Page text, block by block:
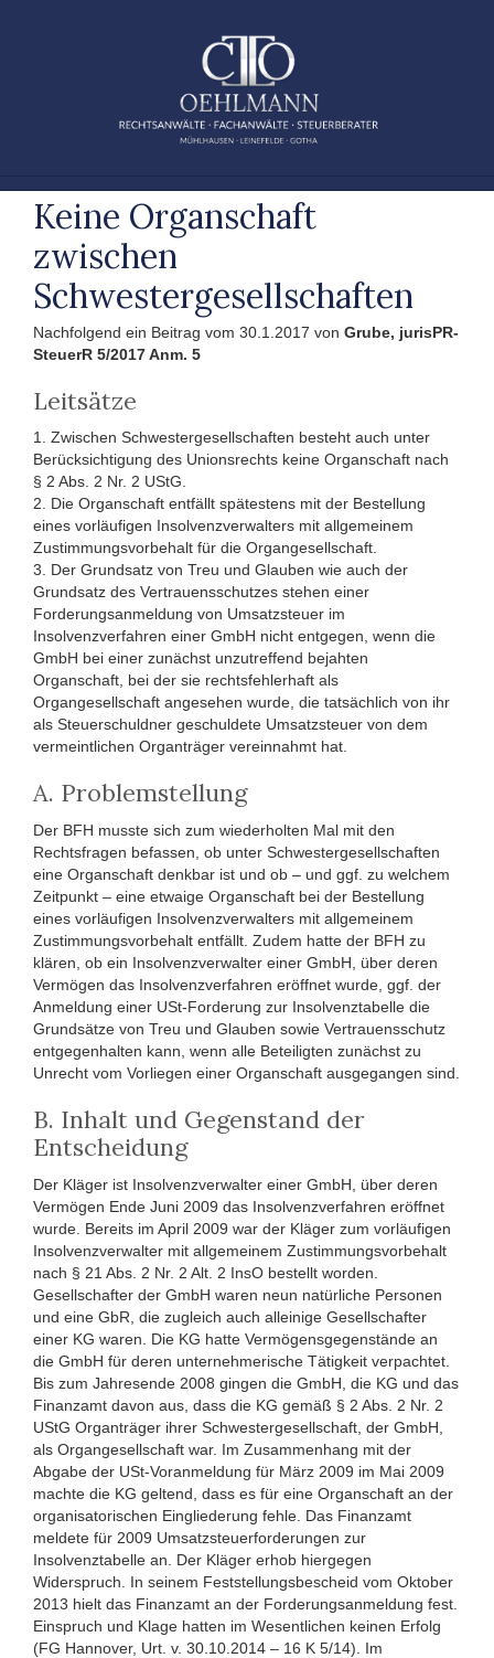
Keine Organschaft
zwischen
Schwestergesellschaften
Nachfolgend ein Beitrag vom 30.1.2017 von Grube, jurisPR-
SteuerR 5/2017 Anm. 5
Leitsätze
1. Zwischen Schwestergesellschaften besteht auch unter
Berücksichtigung des Unionsrechts keine Organschaft nach
§ 2 Abs. 2 Nr. 2 UStG.
2. Die Organschaft entfällt spätestens mit der Bestellung
eines vorläufigen Insolvenzverwalters mit allgemeinem
Zustimmungsvorbehalt für die Organgesellschaft.
3. Der Grundsatz von Treu und Glauben wie auch der
Grundsatz des Vertrauensschutzes stehen einer
Forderungsanmeldung von Umsatzsteuer im
Insolvenzverfahren einer GmbH nicht entgegen, wenn die
GmbH bei einer zunächst unzutreffend bejahten
Organschaft, bei der sie rechtsfehlerhaft als
Organgesellschaft angesehen wurde, die tatsächlich von ihr
als Steuerschuldner geschuldete Umsatzsteuer von dem
vermeintlichen Organträger vereinnahmt hat.
A. Problemstellung
Der BFH musste sich zum wiederholten Mal mit den
Rechtsfragen befassen, ob unter Schwestergesellschaften
eine Organschaft denkbar ist und ob – und ggf. zu welchem
Zeitpunkt – eine etwaige Organschaft bei der Bestellung
eines vorläufigen Insolvenzverwalters mit allgemeinem
Zustimmungsvorbehalt entfällt. Zudem hatte der BFH zu
klären, ob ein Insolvenzverwalter einer GmbH, über deren
Vermögen das Insolvenzverfahren eröffnet wurde, ggf. der
Anmeldung einer USt-Forderung zur Insolvenztabelle die
Grundsätze von Treu und Glauben sowie Vertrauensschutz
entgegenhalten kann, wenn alle Beteiligten zunächst zu
Unrecht vom Vorliegen einer Organschaft ausgegangen sind.
B. Inhalt und Gegenstand der
Entscheidung
Der Kläger ist Insolvenzverwalter einer GmbH, über deren
Vermögen Ende Juni 2009 das Insolvenzverfahren eröffnet
wurde. Bereits im April 2009 war der Kläger zum vorläufigen
Insolvenzverwalter mit allgemeinem Zustimmungsvorbehalt
nach § 21 Abs. 2 Nr. 2 Alt. 2 InsO bestellt worden.
Gesellschafter der GmbH waren neun natürliche Personen
und eine GbR, die zugleich auch alleinige Gesellschafter
einer KG waren. Die KG hatte Vermögensgegenstände an
die GmbH für deren unternehmerische Tätigkeit verpachtet.
Bis zum Jahresende 2008 gingen die GmbH, die KG und das
Finanzamt davon aus, dass die KG gemäß § 2 Abs. 2 Nr. 2
UStG Organträger ihrer Schwestergesellschaft, der GmbH,
als Organgesellschaft war. Im Zusammenhang mit der
Abgabe der USt-Voranmeldung für März 2009 im Mai 2009
machte die KG geltend, dass es für eine Organschaft an der
organisatorischen Eingliederung fehle. Das Finanzamt
meldete für 2009 Umsatzsteuerforderungen zur
Insolvenztabelle an. Der Kläger erhob hiergegen
Widerspruch. In seinem Feststellungsbescheid vom Oktober
2013 hielt das Finanzamt an der Forderungsanmeldung fest.
Einspruch und Klage hatten im Wesentlichen keinen Erfolg
(FG Hannover, Urt. v. 30.10.2014 – 16 K 5/14). Im